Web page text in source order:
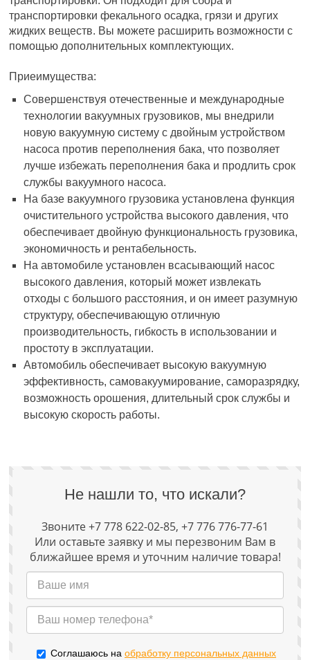
транспортировки фекального осадка, грязи и других
жидких веществ. Вы можете расширить возможности с
помощью дополнительных комплектующих.
Приеимущества:
Совершенствуя отечественные и международные
технологии вакуумных грузовиков, мы внедрили
новую вакуумную систему с двойным устройством
насоса против переполнения бака, что позволяет
лучше избежать переполнения бака и продлить срок
службы вакуумного насоса.
На базе вакуумного грузовика установлена функция
очистительного устройства высокого давления, что
обеспечивает двойную функциональность грузовика,
экономичность и рентабельность.
На автомобиле установлен всасывающий насос
высокого давления, который может извлекать
отходы с большого расстояния, и он имеет разумную
структуру, обеспечивающую отличную
производительность, гибкость в использовании и
простоту в эксплуатации.
Автомобиль обеспечивает высокую вакуумную
эффективность, самовакуумирование, саморазрядку,
возможность орошения, длительный срок службы и
высокую скорость работы.
Не нашли то, что искали?
Звоните +7 778 622-02-85, +7 776 776-77-61
Или оставьте заявку и мы перезвоним Вам в
ближайшее время и уточним наличие товара!
Соглашаюсь на обработку персональных данных